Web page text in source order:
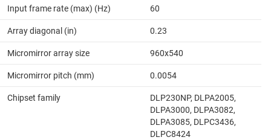
Input frame rate (max) (Hz) 60
Array diagonal (in) 0.23
Micromirror array size 960x540
Micromirror pitch (mm) 0.0054
Chipset family
DLP230NP, DLPA2005,
DLPA3000, DLPA3082,
DLPA3085, DLPC3436,
DLPC8424